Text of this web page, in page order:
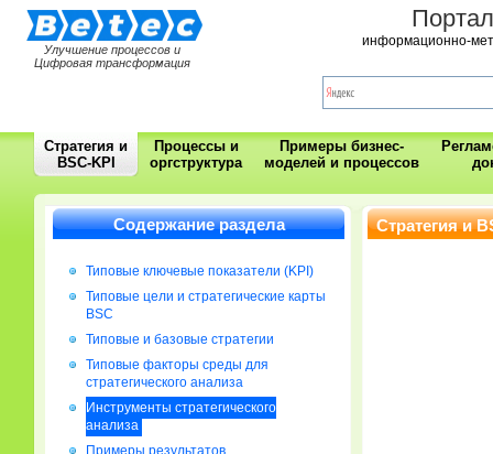
Улучшение процессов и
Цифровая трансформация
информационно-
Стратегия и
BSC-KPI
Процессы и
оргструктура
Примеры бизнес-
моделей и процессов
Содержание раздела
Типовые ключевые показатели (KPI)
Типовые цели и стратегические карты
BSC
Типовые и базовые стратегии
Типовые факторы среды для
стратегического анализа
Инструменты стратегического
анализа
Примеры результатов
Стратегия и